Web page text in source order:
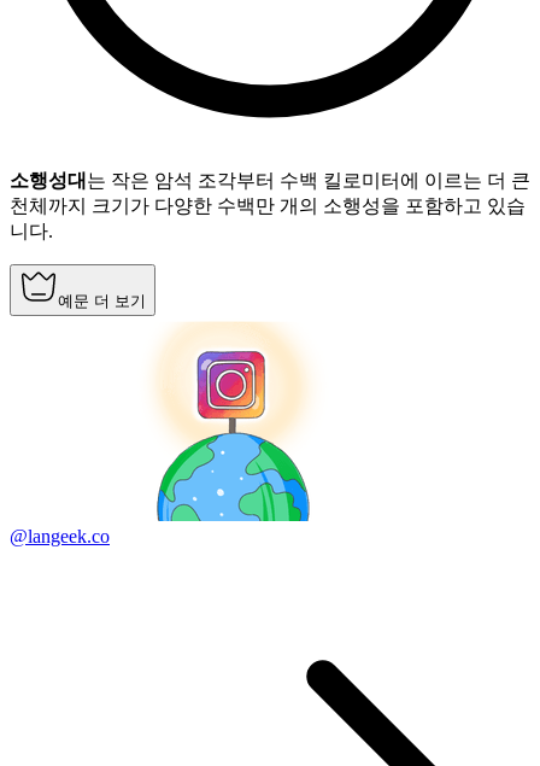
소행성대 는 작은 암석 조각부터 수백 킬로미터에 이르는 더 큰
천체까지 크기가 다양한 수백만 개의 소행성을 포함하고 있습
니다.
예문 더 보기
@langeek.co